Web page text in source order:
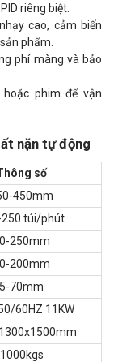
riêng biệt.
cao, cảm biến
phẩm.
phí màng và bảo
phim để vận
nặn tự động
số
450mm
250 túi/phút
250mm
200mm
5-70mm
60HZ 11KW
1000kgs